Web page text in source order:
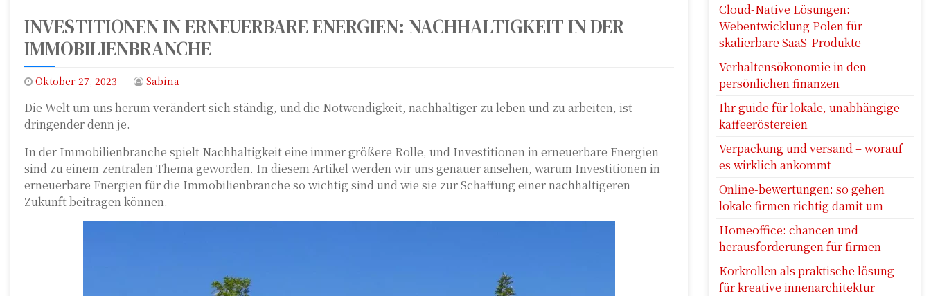
INVESTITIONEN IN ERNEUERBARE ENERGIEN: NACHHALTIGKEIT IN DER
IMMOBILIENBRANCHE
Oktober 27, 2023 Sabina
Die Welt um uns herum verändert sich ständig, und die Notwendigkeit, nachhaltiger zu leben und zu arbeiten, ist
dringender denn je.
In der Immobilienbranche spielt Nachhaltigkeit eine immer größere Rolle, und Investitionen in erneuerbare Energien
sind zu einem zentralen Thema geworden. In diesem Artikel werden wir uns genauer ansehen, warum Investitionen in
erneuerbare Energien für die Immobilienbranche so wichtig sind und wie sie zur Schaffung einer nachhaltigeren
Zukunft beitragen können.
Cloud-Native Lösungen:
Webentwicklung Polen für
skalierbare SaaS-Produkte
Verhaltensökonomie in den
persönlichen finanzen
Ihr guide für lokale, unabhängige
kaffeeröstereien
Verpackung und versand – worauf
es wirklich ankommt
Online-bewertungen: so gehen
lokale firmen richtig damit um
Homeoffice: chancen und
herausforderungen für firmen
Korkrollen als praktische lösung
für kreative innenarchitektur